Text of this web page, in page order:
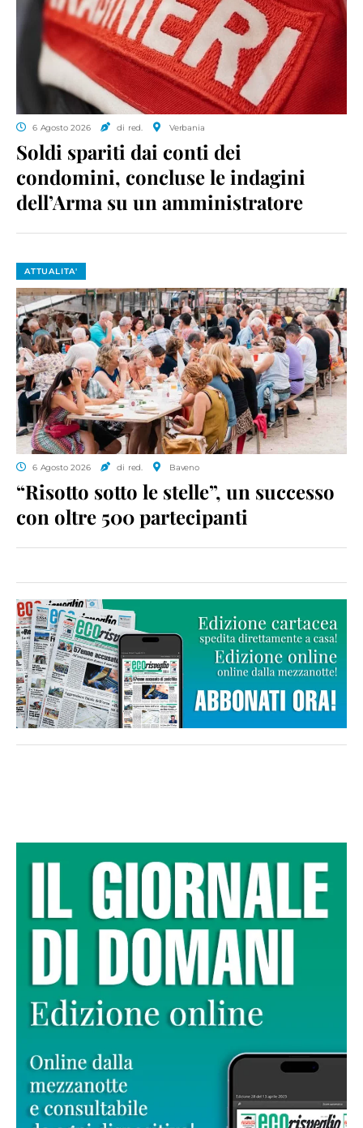
6 Agosto 2026 di red. Verbania
Soldi spariti dai conti dei
condomini, concluse le indagini
dell’Arma su un amministratore
ATTUALITA'
6 Agosto 2026 di red. Baveno
“Risotto sotto le stelle”, un successo
con oltre 500 partecipanti